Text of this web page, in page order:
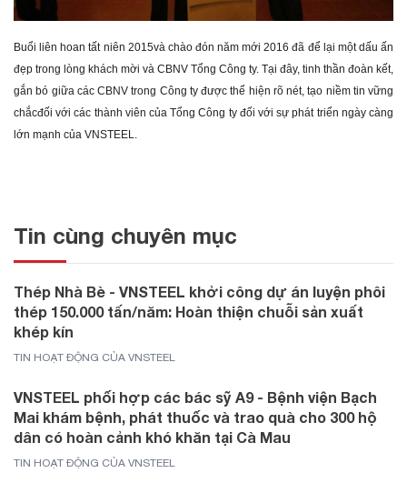
Buổi liên hoan tất niên 2015và chào đón năm mới 2016 đã để lại một dấu ấn
đẹp trong lòng khách mời và CBNV Tổng Công ty. Tại đây, tinh thần đoàn kết,
gắn bó giữa các CBNV trong Công ty được thể hiện rõ nét, tạo niềm tin vững
chắcđối với các thành viên của Tổng Công ty đối với sự phát triển ngày càng
lớn mạnh của VNSTEEL.
Tin cùng chuyên mục
Thép Nhà Bè - VNSTEEL khởi công dự án luyện phôi
thép 150.000 tấn/năm: Hoàn thiện chuỗi sản xuất
khép kín
TIN HOẠT ĐỘNG CỦA VNSTEEL
VNSTEEL phối hợp các bác sỹ A9 - Bệnh viện Bạch
Mai khám bệnh, phát thuốc và trao quà cho 300 hộ
dân có hoàn cảnh khó khăn tại Cà Mau
TIN HOẠT ĐỘNG CỦA VNSTEEL